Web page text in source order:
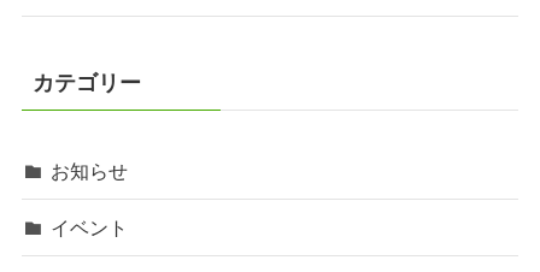
カテゴリー
お知らせ
イベント